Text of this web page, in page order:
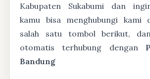
Kabupaten Sukabumi dan
kamu bisa menghubungi kami
salah satu tombol berikut,
otomatis terhubung dengan
Bandung